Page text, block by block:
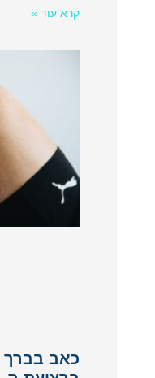
קרא עוד »
כאב בברך